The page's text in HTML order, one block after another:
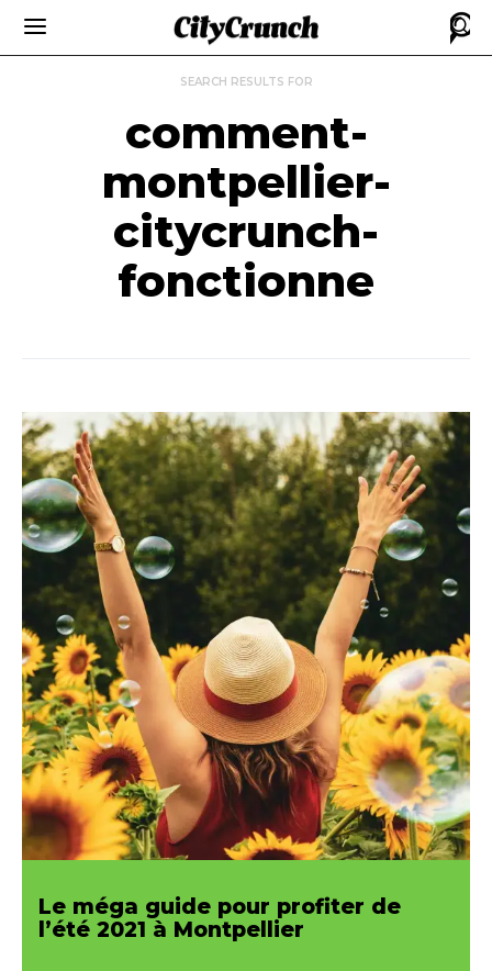
SEARCH RESULTS FOR
comment-
montpellier-
citycrunch-
fonctionne
Le méga guide pour profiter de
l’été 2021 à Montpellier